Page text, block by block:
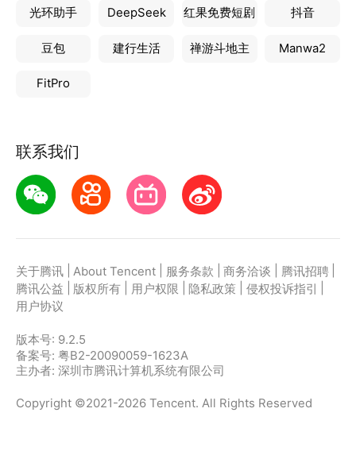
光环助手 DeepSeek 红果免费短剧 抖音
豆包 建行生活 禅游斗地主 Manwa2
FitPro
联系我们
关于腾讯 About Tencent 服务条款 商务洽谈 腾讯招聘
腾讯公益
版权所有 用户权限 隐私政策 侵权投诉指引
用户协议
版本号: 9.2.5
备案号: 粤B2-20090059-1623A
主办者: 深圳市腾讯计算机系统有限公司
Copyright ©2021-2026 Tencent. All Rights Reserved